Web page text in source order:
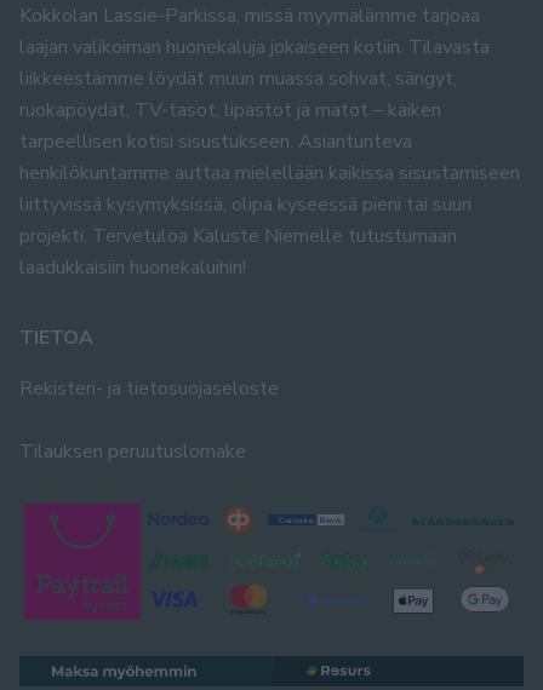
Kokkolan Lassie-Parkissa, missä myymälämme tarjoaa
laajan valikoiman huonekaluja jokaiseen kotiin. Tilavasta
liikkeestämme löydät muun muassa sohvat, sängyt,
ruokapöydät, TV-tasot, lipastot ja matot – kaiken
tarpeellisen kotisi sisustukseen. Asiantunteva
henkilökuntamme auttaa mielellään kaikissa sisustamiseen
liittyvissä kysymyksissä, olipa kyseessä pieni tai suuri
projekti. Tervetuloa Kaluste Niemelle tutustumaan
laadukkaisiin huonekaluihin!
TIETOA
Rekisteri- ja tietosuojaseloste
Tilauksen peruutuslomake